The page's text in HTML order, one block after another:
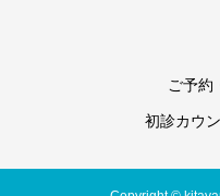
ご予約
初診カウ